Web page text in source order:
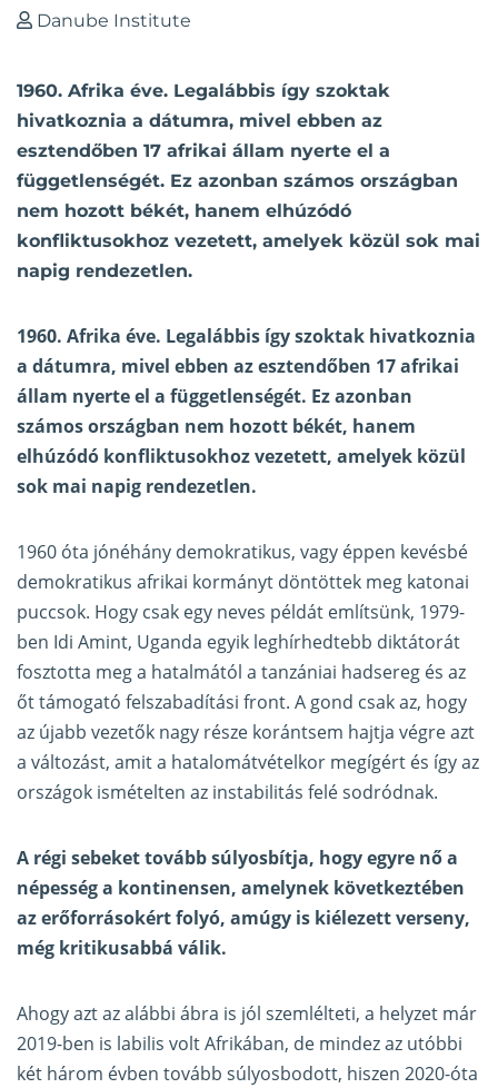
Danube Institute
1960. Afrika éve. Legalábbis így szoktak
hivatkoznia a dátumra, mivel ebben az
esztendőben 17 afrikai állam nyerte el a
függetlenségét. Ez azonban számos országban
nem hozott békét, hanem elhúzódó
konfliktusokhoz vezetett, amelyek közül sok mai
napig rendezetlen.
1960. Afrika éve. Legalábbis így szoktak hivatkoznia
a dátumra, mivel ebben az esztendőben 17 afrikai
állam nyerte el a függetlenségét. Ez azonban
számos országban nem hozott békét, hanem
elhúzódó konfliktusokhoz vezetett, amelyek közül
sok mai napig rendezetlen.
1960 óta jónéhány demokratikus, vagy éppen kevésbé
demokratikus afrikai kormányt döntöttek meg katonai
puccsok. Hogy csak egy neves példát említsünk, 1979-
ben Idi Amint, Uganda egyik leghírhedtebb diktátorát
fosztotta meg a hatalmától a tanzániai hadsereg és az
őt támogató felszabadítási front. A gond csak az, hogy
az újabb vezetők nagy része korántsem hajtja végre azt
a változást, amit a hatalomátvételkor megígért és így az
országok ismételten az instabilitás felé sodródnak.
A régi sebeket tovább súlyosbítja, hogy egyre nő a
népesség a kontinensen, amelynek következtében
az erőforrásokért folyó, amúgy is kiélezett verseny,
még kritikusabbá válik.
Ahogy azt az alábbi ábra is jól szemlélteti, a helyzet már
2019-ben is labilis volt Afrikában, de mindez az utóbbi
két három évben tovább súlyosbodott, hiszen 2020-óta